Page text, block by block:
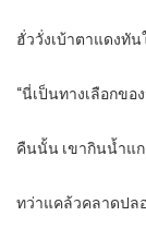
ฮั่ววั่งเบ้าตาแดงทั
“นี่เป็นทางเลือกขอ
คืนนั้น เขากินน้ำแ
ทว่าแคล้วคลาดปล